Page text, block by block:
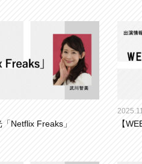
「Netflix Freaks」 【